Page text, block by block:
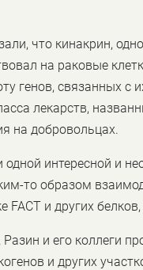
что кинакрин,
на раковые
генов, связанных
лекарств,
на добровольцах.
интересной и
то образом
и других
и его коллеги
и других